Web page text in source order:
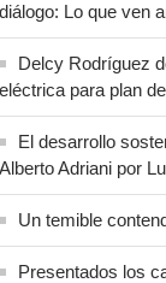
diálogo: Lo que ven
Delcy Rodríguez
eléctrica para plan
El desarrollo
Alberto Adriani por
Un temible
Presentados los